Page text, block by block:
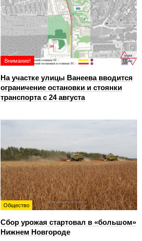
Внимание!
На участке улицы Ванеева вводится
ограничение остановки и стоянки
транспорта с 24 августа
Общество
Сбор урожая стартовал в «большом»
Нижнем Новгороде